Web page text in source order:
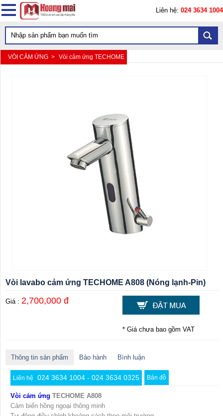
Liên hệ: 024 3634 1004
VÒI CẢM ỨNG > Vòi cảm ứng TECHOME
Vòi lavabo cảm ứng TECHOME A808 (Nóng lạnh-Pin)
Giá : 2,700,000 đ
* Giá chưa bao gồm VAT
Thông tin sản phẩm Bảo hành Bình luận
Liên hệ 024 3634 1004 - 024 3634 0325 Bản đồ
Vòi cảm ứng TECHOME A808
Cảm biến hồng ngoại thông minh